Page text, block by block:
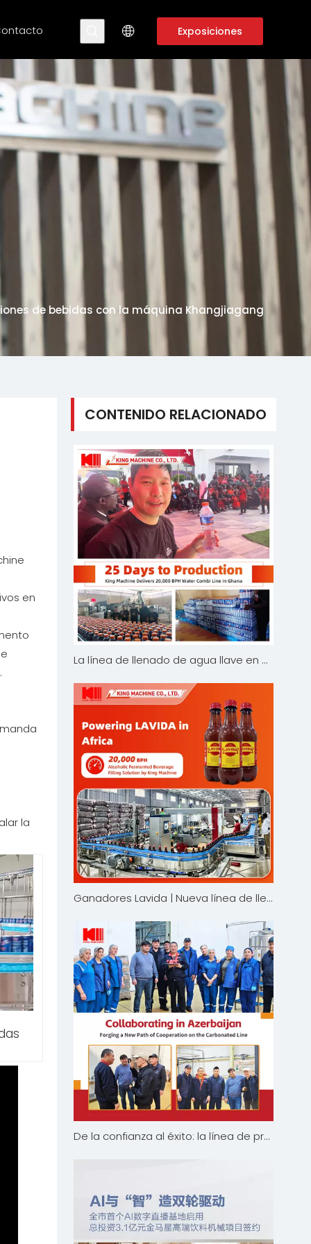
Exposiciones
de bebidas con la máquina Khangjiagang
en
la
CONTENIDO RELACIONADO
La línea de llenado de agua llave en mano con solución de timbre fiscal aumenta la producción
Ganadores Lavida | Nueva línea de llenado de bebidas fermentadas con alcohol
De la confianza al éxito: la línea de producción de refrescos carbonatados King Machine impulsa Coolmix en Azerbaiyán